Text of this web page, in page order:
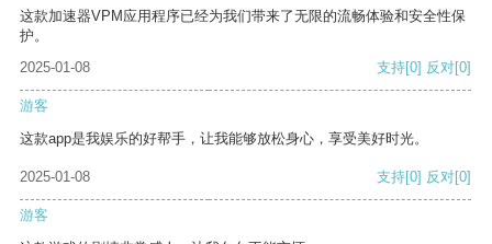
这款加速器VPM应用程序已经为我们带来了无限的流畅体验和安全性保
护。
2025-01-08
支持[0] 反对[0]
游客
这款app是我娱乐的好帮手，让我能够放松身心，享受美好时光。
2025-01-08 支持[0] 反对[0]
游客